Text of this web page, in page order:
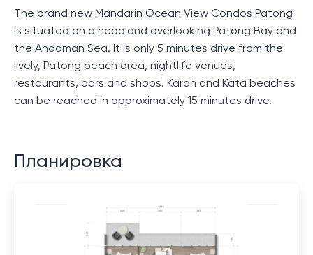
The brand new Mandarin Ocean View Condos Patong
is situated on a headland overlooking Patong Bay and
the Andaman Sea. It is only 5 minutes drive from the
lively, Patong beach area, nightlife venues,
restaurants, bars and shops. Karon and Kata beaches
can be reached in approximately 15 minutes drive.
Планировка